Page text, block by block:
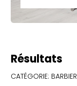
Résultats
CATÉGORIE: BARBIER